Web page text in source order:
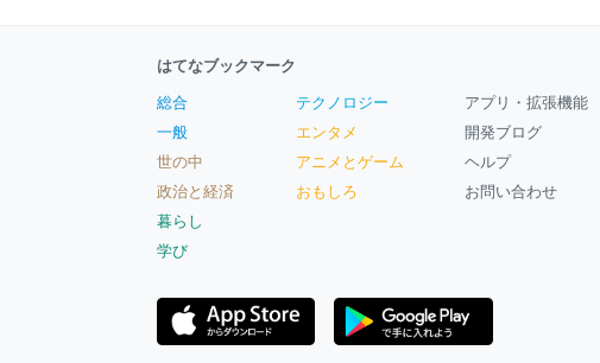
はてなブックマーク
総合
一般
世の中
政治と経済
暮らし
学び
テクノロジー
エンタメ
アニメとゲーム
おもしろ
アプリ・拡張機能
開発ブログ
ヘルプ
お問い合わせ